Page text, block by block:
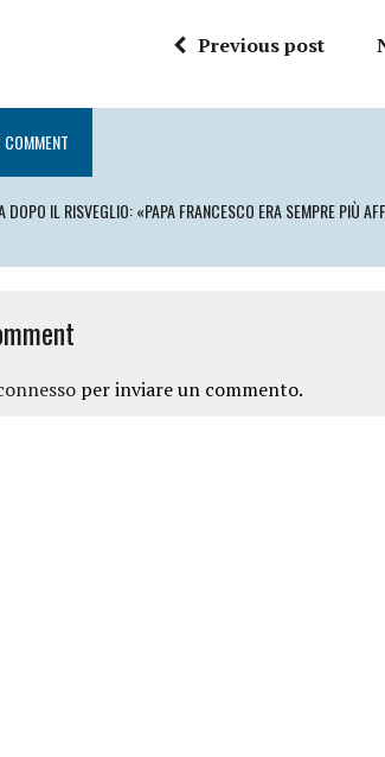
Previous post
DOPO IL RISVEGLIO: «PAPA FRANCESCO ERA SEMPRE PIÙ
per inviare un commento.